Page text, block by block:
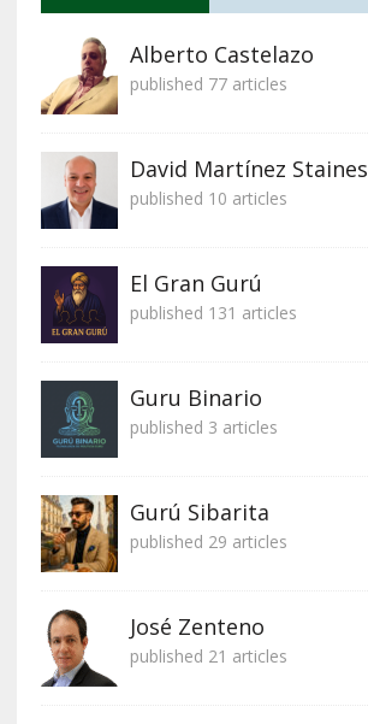
Alberto Castelazo
published 77 articles
David Martínez Staines
published 10 articles
El Gran Gurú
published 131 articles
Guru Binario
published 3 articles
Gurú Sibarita
published 29 articles
José Zenteno
published 21 articles